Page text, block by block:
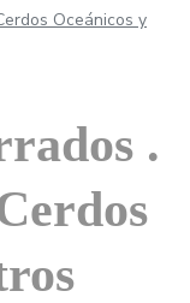
Oceánicos y
.